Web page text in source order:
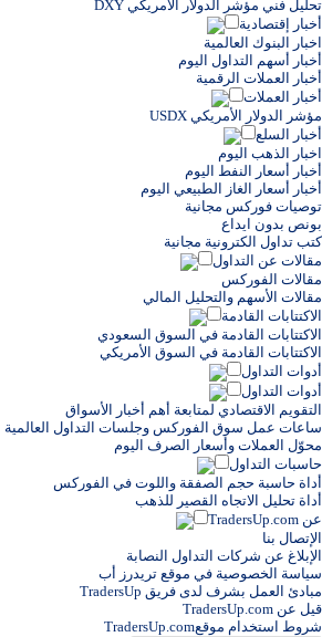
تحليل فني مؤشر الدولار الأمريكي DXY
أخبار إقتصادية
اخبار البنوك العالمية
أخبار أسهم التداول اليوم
أخبار العملات الرقمية
أخبار العملات
مؤشر الدولار الأمريكي USDX
أخبار السلع
اخبار الذهب اليوم
أخبار أسعار النفط اليوم
أخبار أسعار الغاز الطبيعي اليوم
توصيات فوركس مجانية
بونص بدون ايداع
كتب تداول الكترونية مجانية
مقالات عن التداول
مقالات الفوركس
مقالات الأسهم والتحليل المالي
الاكتتابات القادمة
الاكتتابات القادمة في السوق السعودي
الاكتتابات القادمة في السوق الأمريكي
أدوات التداول
أدوات التداول
التقويم الاقتصادي لمتابعة أهم أخبار الأسواق
ساعات عمل سوق الفوركس وجلسات التداول العالمية
محوّل العملات وأسعار الصرف اليوم
حاسبات التداول
أداة حاسبة حجم الصفقة واللوت في الفوركس
أداة تحليل الاتجاه القصير للذهب
عن TradersUp.com
الإتصال بنا
الإبلاغ عن شركات التداول النصابة
سياسة الخصوصية في موقع تريدرز أب
مبادئ العمل بشرف لدى فريق TradersUp
قيل عن TradersUp.com
شروط استخدام موقعTradersUp.com